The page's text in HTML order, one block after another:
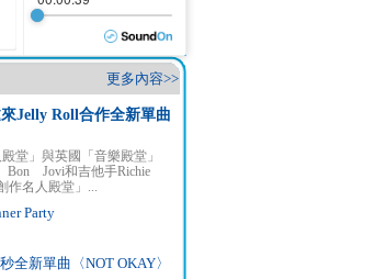
更多內容>>
Jelly Roll合作全新單曲
堂」與英國「音樂殿堂」
Jovi和吉他手Richie
作名人殿堂」...
Party
全新單曲〈NOT OKAY〉